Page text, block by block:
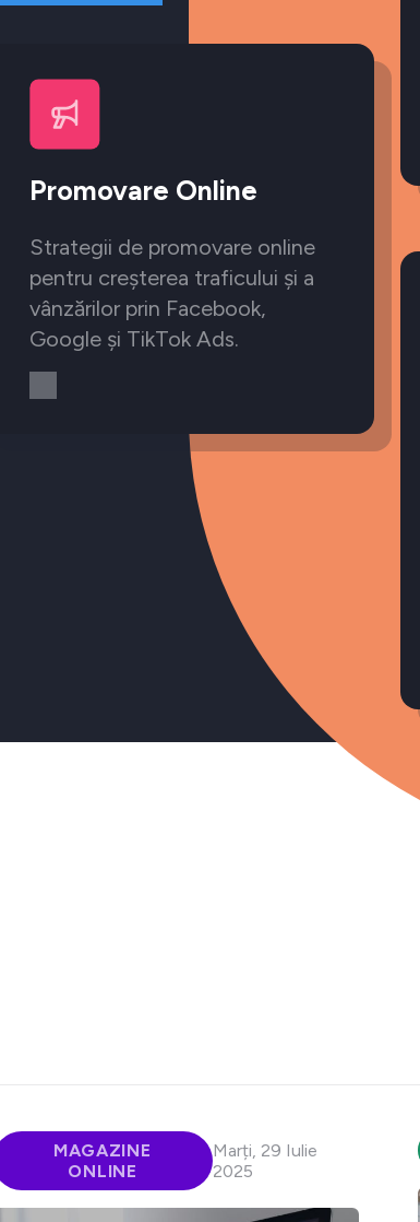
Promovare Online
Strategii de promovare online
pentru creșterea traficului și a
vânzărilor prin Facebook,
Google și TikTok Ads.
MAGAZINE
ONLINE
Marți, 29 Iulie
2025